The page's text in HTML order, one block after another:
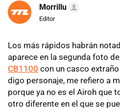
Morrillu
Editor
Los más rápidos habrán
aparece en la segunda foto de
CB1100 con un casco
digo personaje, me refiero a
porque ya no es el Airoh que
otro diferente en el que se